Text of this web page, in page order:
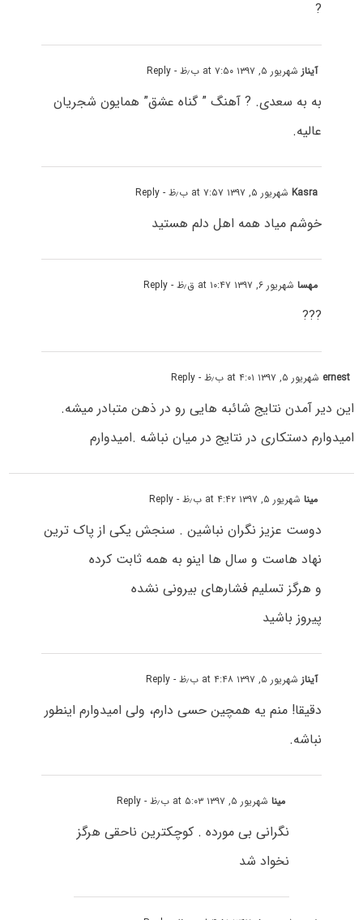
?
آینازشهریور ۵, ۱۳۹۷ at ۷:۵۰ ب٫ظ - Reply
به به سعدی. ? آهنگ ” گناه عشق” همایون شجریان
عالیه.
Kasraشهریور ۵, ۱۳۹۷ at ۷:۵۷ ب٫ظ - Reply
خوشم میاد همه اهل دلم هستید
مهساشهریور ۶, ۱۳۹۷ at ۱۰:۴۷ ق٫ظ - Reply
???
ernest شهریور ۵, ۱۳۹۷ at ۴:۰۱ ب٫ظ - Reply
این دیر آمدن نتایج شائبه هایی رو در ذهن متبادر میشه.
امیدوارم دستکاری در نتایج در میان نباشه .امیدوارم
میناشهریور ۵, ۱۳۹۷ at ۴:۴۲ ب٫ظ - Reply
دوست عزیز نگران نباشین . سنجش یکی از پاک ترین
نهاد هاست و سال ها اینو به همه ثابت کرده
و هرگز تسلیم فشارهای بیرونی نشده
پیروز باشید
آینازشهریور ۵, ۱۳۹۷ at ۴:۴۸ ب٫ظ - Reply
دقیقا! منم یه همچین حسی دارم، ولی امیدوارم اینطور
نباشه.
میناشهریور ۵, ۱۳۹۷ at ۵:۰۳ ب٫ظ - Reply
نگرانی بی مورده . کوچکترین ناحقی هرگز
نخواد شد